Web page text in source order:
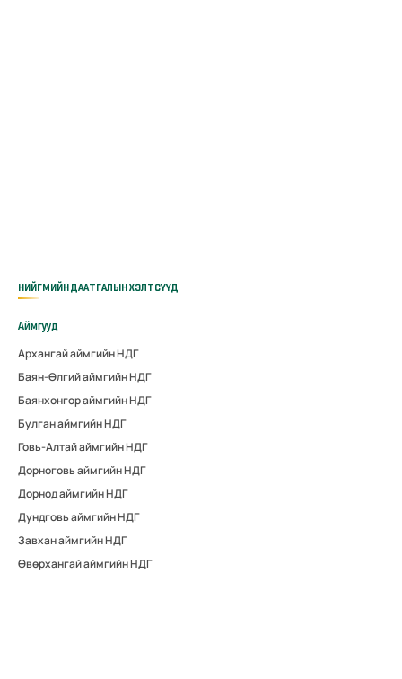
НИЙГМИЙН ДААТГАЛЫН ХЭЛТСҮҮД
Аймгууд
Архангай аймгийн НДГ
Баян-Өлгий аймгийн НДГ
Баянхонгор аймгийн НДГ
Булган аймгийн НДГ
Говь-Алтай аймгийн НДГ
Дорноговь аймгийн НДГ
Дорнод аймгийн НДГ
Дундговь аймгийн НДГ
Завхан аймгийн НДГ
Өвөрхангай аймгийн НДГ